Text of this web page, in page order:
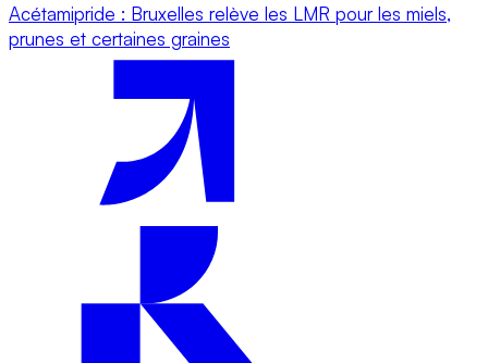
Acétamipride : Bruxelles relève les LMR pour les miels,
prunes et certaines graines